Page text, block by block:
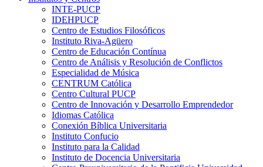
INTE-PUCP
IDEHPUCP
Centro de Estudios Filosóficos
Instituto Riva-Agüero
Centro de Educación Contínua
Centro de Análisis y Resolución de Conflictos
Especialidad de Música
CENTRUM Católica
Centro Cultural PUCP
Centro de Innovación y Desarrollo Emprendedor
Idiomas Católica
Conexión Bíblica Universitaria
Instituto Confucio
Instituto para la Calidad
Instituto de Docencia Universitaria